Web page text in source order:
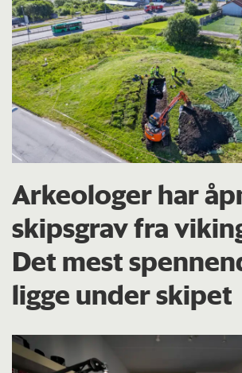
Arkeologer har
skipsgrav fra
Det mest
ligge under skipet